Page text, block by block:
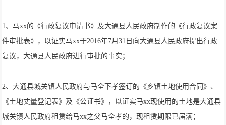
1、马xx的《行政复议申请书》及大通县人民政府制作的《行政复议案
件审批表》，以证实马xx于2016年7月31日向大通县人民政府提出行政
复议，大通县人民政府进行审批的事实；
2、大通县城关镇人民政府与马全下孝签订的《乡镇土地使用合同》、
《土地丈量登记表》及《公证书》，以证实马xx现使用的土地是大通县
城关镇人民政府租赁给马xx之父马全孝的，现租赁期限已届满；